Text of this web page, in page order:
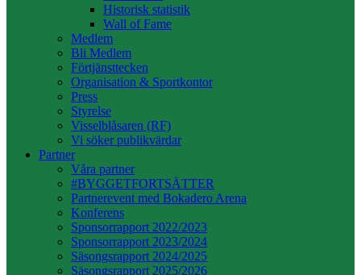
Historisk statistik
Wall of Fame
Medlem
Bli Medlem
Förtjänsttecken
Organisation & Sportkontor
Press
Styrelse
Visselblåsaren (RF)
Vi söker publikvärdar
Partner
Våra partner
#BYGGETFORTSÄTTER
Partnerevent med Bokadero Arena
Konferens
Sponsorrapport 2022/2023
Sponsorrapport 2023/2024
Säsongsrapport 2024/2025
Säsongsrapport 2025/2026